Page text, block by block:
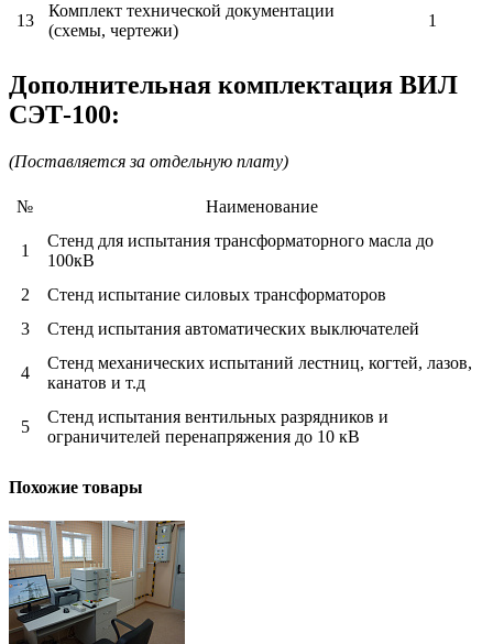
13
Комплект технической документации
(схемы, чертежи)
1
Дополнительная комплектация ВИЛ
СЭТ-100:
(Поставляется за отдельную плату)
№ Наименование
1
Стенд для испытания трансформаторного масла до
100кВ
2
Стенд испытание силовых трансформаторов
3
Стенд испытания автоматических выключателей
4
Стенд механических испытаний лестниц, когтей, лазов,
канатов и т.д
5
Стенд испытания вентильных разрядников и
ограничителей перенапряжения до 10 кВ
Похожие товары